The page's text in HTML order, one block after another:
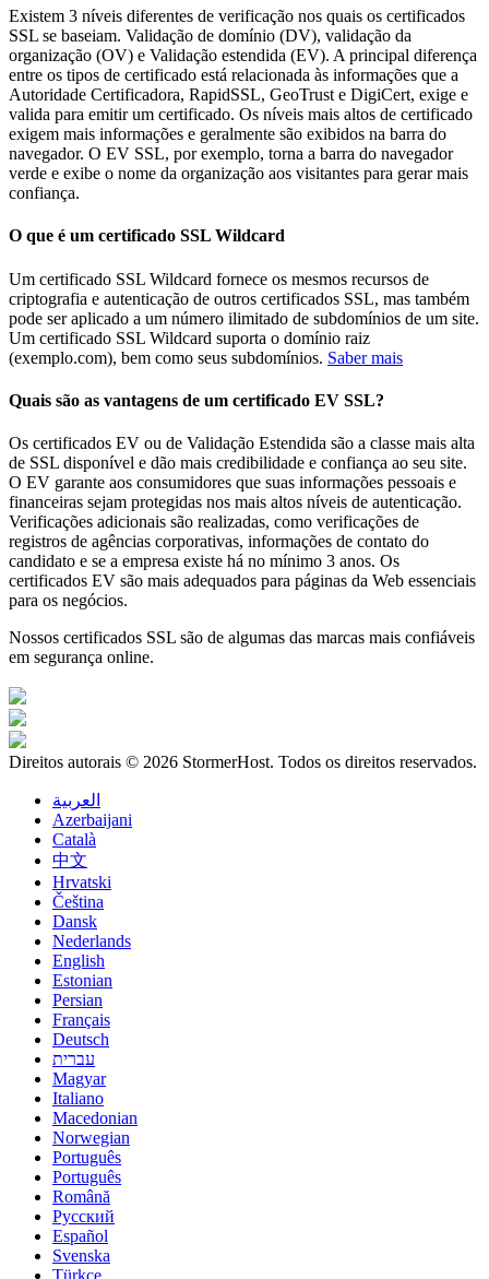
Existem 3 níveis diferentes de verificação nos quais os certificados
SSL se baseiam. Validação de domínio (DV), validação da
organização (OV) e Validação estendida (EV). A principal diferença
entre os tipos de certificado está relacionada às informações que a
Autoridade Certificadora, RapidSSL, GeoTrust e DigiCert, exige e
valida para emitir um certificado. Os níveis mais altos de certificado
exigem mais informações e geralmente são exibidos na barra do
navegador. O EV SSL, por exemplo, torna a barra do navegador
verde e exibe o nome da organização aos visitantes para gerar mais
confiança.
O que é um certificado SSL Wildcard
Um certificado SSL Wildcard fornece os mesmos recursos de
criptografia e autenticação de outros certificados SSL, mas também
pode ser aplicado a um número ilimitado de subdomínios de um site.
Um certificado SSL Wildcard suporta o domínio raiz
(exemplo.com), bem como seus subdomínios. Saber mais
Quais são as vantagens de um certificado EV SSL?
Os certificados EV ou de Validação Estendida são a classe mais alta
de SSL disponível e dão mais credibilidade e confiança ao seu site.
O EV garante aos consumidores que suas informações pessoais e
financeiras sejam protegidas nos mais altos níveis de autenticação.
Verificações adicionais são realizadas, como verificações de
registros de agências corporativas, informações de contato do
candidato e se a empresa existe há no mínimo 3 anos. Os
certificados EV são mais adequados para páginas da Web essenciais
para os negócios.
Nossos certificados SSL são de algumas das marcas mais confiáveis
em segurança online.
Direitos autorais © 2026 StormerHost. Todos os direitos reservados.
العربية
Azerbaijani
Català
中文
Hrvatski
Čeština
Dansk
Nederlands
English
Estonian
Persian
Français
Deutsch
עברית
Magyar
Italiano
Macedonian
Norwegian
Português
Português
Română
Русский
Español
Svenska